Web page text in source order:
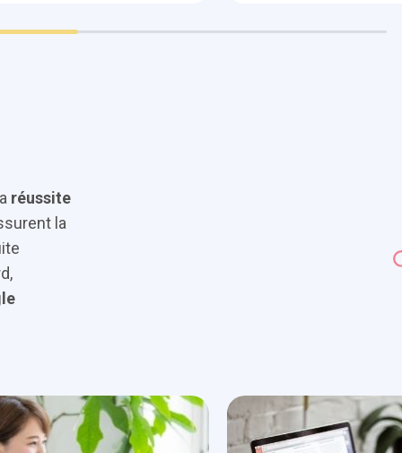
réussite
la